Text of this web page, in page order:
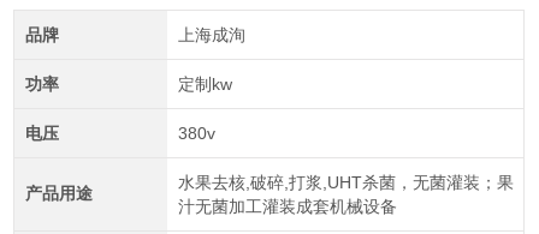
品牌 上海成洵
功率 定制kw
电压 380v
产品用途
水果去核,破碎,打浆,UHT杀菌，无菌灌装；果
汁无菌加工灌装成套机械设备